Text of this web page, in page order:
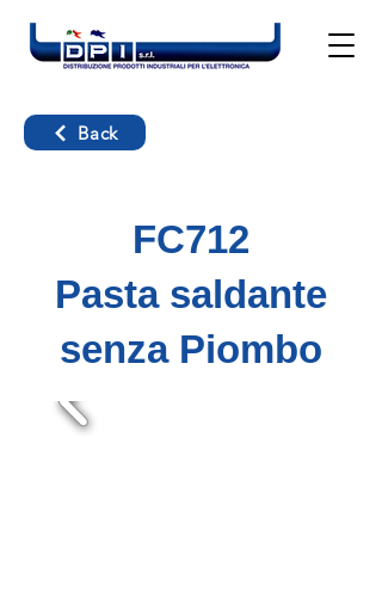
Back
FC712
Pasta saldante
senza Piombo